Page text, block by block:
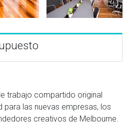
trabajo compartido original
para las nuevas empresas, los
creativos de Melbourne.